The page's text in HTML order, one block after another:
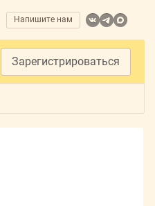
Напишите нам
Зарегистрироваться